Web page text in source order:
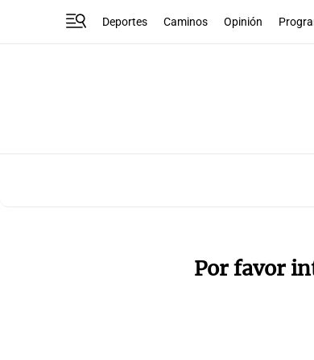
Deportes Caminos Opinión
Por favor